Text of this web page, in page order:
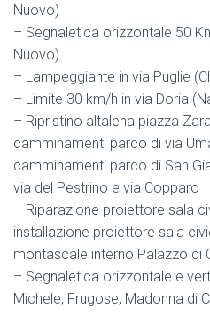
Nuovo)
– Segnaletica orizzontale 50
Nuovo)
– Lampeggiante in via Puglie
– Limite 30 km/h in via Doria
– Ripristino altalena piazza
camminamenti parco di via
camminamenti parco di San
via del Pestrino e via Copparo
– Riparazione proiettore sala
installazione proiettore sala
montascale interno Palazzo di
– Segnaletica orizzontale e
Michele, Frugose, Madonna di